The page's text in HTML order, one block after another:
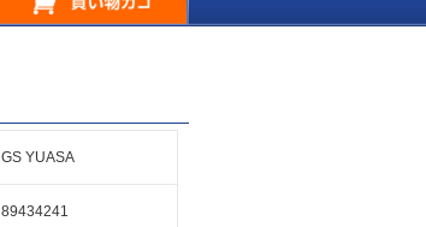
GS YUASA
89434241